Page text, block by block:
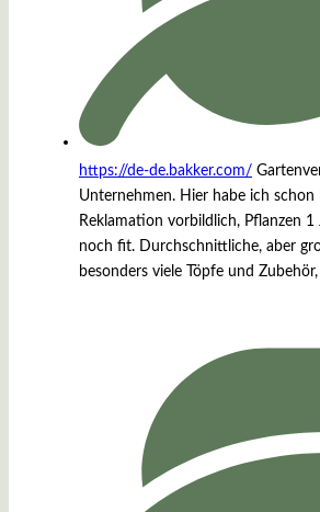
https://de-de.bakker.com/
Unternehmen. Hier habe ich schon
Reklamation vorbildlich, Pflanzen
noch fit. Durchschnittliche, aber
besonders viele Töpfe und